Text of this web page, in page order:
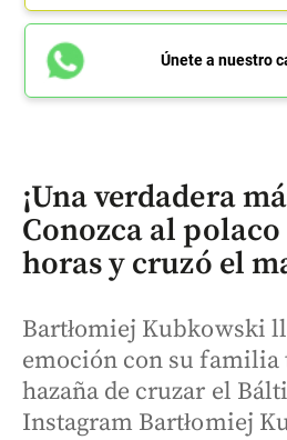
Únete a nuestro
¡Una verdadera
Conozca al
horas y cruzó el
Bartłomiej Kubkowski
emoción con su familia
hazaña de cruzar el
Instagram Bartłomiej